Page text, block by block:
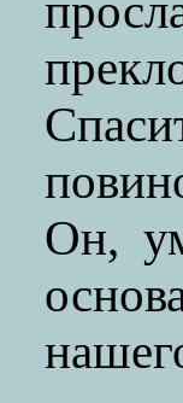
Он,